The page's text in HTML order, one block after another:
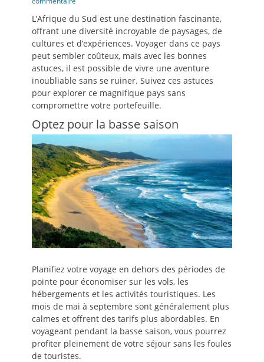
L’Afrique du Sud est une destination fascinante,
offrant une diversité incroyable de paysages, de
cultures et d’expériences. Voyager dans ce pays
peut sembler coûteux, mais avec les bonnes
astuces, il est possible de vivre une aventure
inoubliable sans se ruiner. Suivez ces astuces
pour explorer ce magnifique pays sans
compromettre votre portefeuille.
Optez pour la basse saison
Planifiez votre voyage en dehors des périodes de
pointe pour économiser sur les vols, les
hébergements et les activités touristiques. Les
mois de mai à septembre sont généralement plus
calmes et offrent des tarifs plus abordables. En
voyageant pendant la basse saison, vous pourrez
profiter pleinement de votre séjour sans les foules
de touristes.